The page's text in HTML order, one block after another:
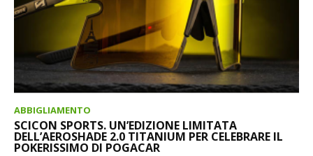
ABBIGLIAMENTO
SCICON SPORTS. UN’EDIZIONE LIMITATA
DELL’AEROSHADE 2.0 TITANIUM PER CELEBRARE IL
POKERISSIMO DI POGACAR